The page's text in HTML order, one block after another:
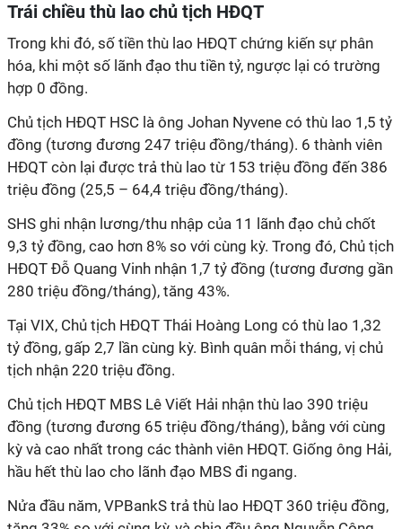
Trái chiều thù lao chủ tịch HĐQT
Trong khi đó, số tiền thù lao HĐQT chứng kiến sự phân
hóa, khi một số lãnh đạo thu tiền tỷ, ngược lại có trường
hợp 0 đồng.
Chủ tịch HĐQT HSC là ông Johan Nyvene có thù lao 1,5 tỷ
đồng (tương đương 247 triệu đồng/tháng). 6 thành viên
HĐQT còn lại được trả thù lao từ 153 triệu đồng đến 386
triệu đồng (25,5 – 64,4 triệu đồng/tháng).
SHS ghi nhận lương/thu nhập của 11 lãnh đạo chủ chốt
9,3 tỷ đồng, cao hơn 8% so với cùng kỳ. Trong đó, Chủ tịch
HĐQT Đỗ Quang Vinh nhận 1,7 tỷ đồng (tương đương gần
280 triệu đồng/tháng), tăng 43%.
Tại VIX, Chủ tịch HĐQT Thái Hoàng Long có thù lao 1,32
tỷ đồng, gấp 2,7 lần cùng kỳ. Bình quân mỗi tháng, vị chủ
tịch nhận 220 triệu đồng.
Chủ tịch HĐQT MBS Lê Viết Hải nhận thù lao 390 triệu
đồng (tương đương 65 triệu đồng/tháng), bằng với cùng
kỳ và cao nhất trong các thành viên HĐQT. Giống ông Hải,
hầu hết thù lao cho lãnh đạo MBS đi ngang.
Nửa đầu năm, VPBankS trả thù lao HĐQT 360 triệu đồng,